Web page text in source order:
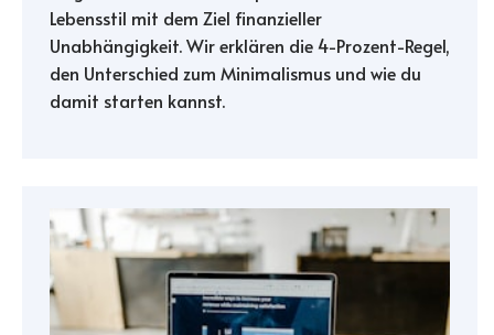
Lebensstil mit dem Ziel finanzieller
Unabhängigkeit. Wir erklären die 4-Prozent-Regel,
den Unterschied zum Minimalismus und wie du
damit starten kannst.